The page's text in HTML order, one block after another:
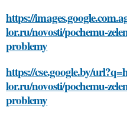
https://
lor.ru/novosti/pochemu-
problemy
https://cse.google.by/
lor.ru/novosti/pochemu-
problemy